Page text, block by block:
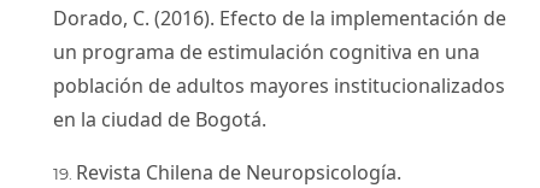
Dorado, C. (2016). Efecto de la implementación de
un programa de estimulación cognitiva en una
población de adultos mayores institucionalizados
en la ciudad de Bogotá.
Revista Chilena de Neuropsicología.